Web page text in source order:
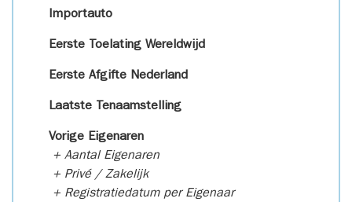
Importauto
Eerste Toelating Wereldwijd
Eerste Afgifte Nederland
Laatste Tenaamstelling
Vorige Eigenaren
+ Aantal Eigenaren
+ Privé / Zakelijk
+ Registratiedatum per Eigenaar